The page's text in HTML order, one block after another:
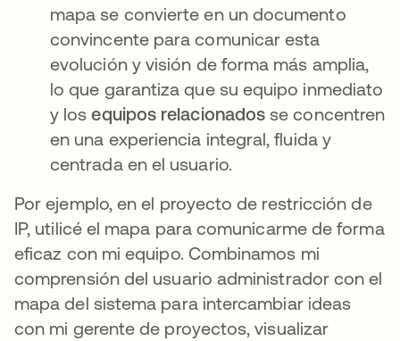
mapa se convierte en un documento
convincente para comunicar esta
evolución y visión de forma más amplia,
lo que garantiza que su equipo inmediato
y losequipos relacionados se concentren
en una experiencia integral, fluida y
centrada en el usuario.
Por ejemplo, en el proyecto de restricción de
IP, utilicé el mapa para comunicarme de forma
eficaz con mi equipo. Combinamos mi
comprensión del usuario administrador con el
mapa del sistema para intercambiar ideas
con mi gerente de proyectos, visualizar